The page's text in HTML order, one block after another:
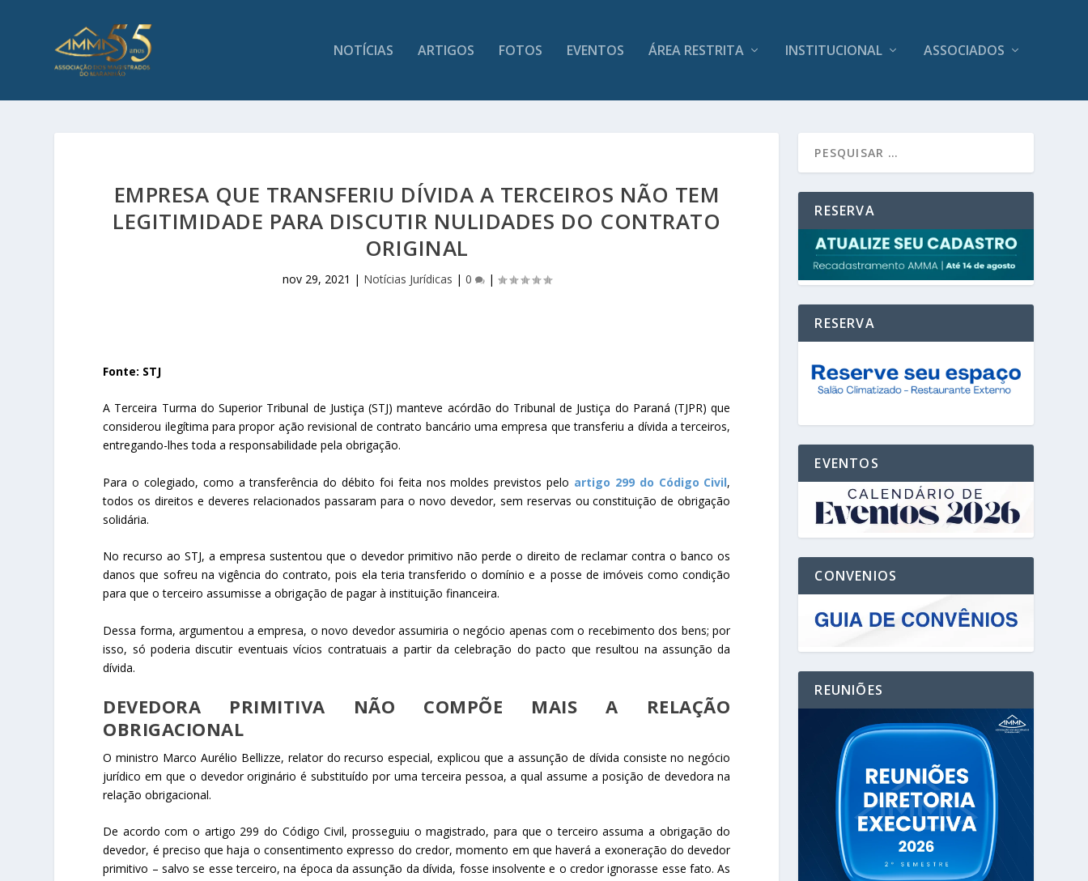
NOTÍCIAS ARTIGOS FOTOS EVENTOS ÁREA RESTRITA INSTITUCIONAL ASSOCIADOS
EMPRESA QUE TRANSFERIU DÍVIDA A TERCEIROS NÃO TEM
LEGITIMIDADE PARA DISCUTIR NULIDADES DO CONTRATO
ORIGINAL
nov 29, 2021 | Notícias Jurídicas | 0 |
Fonte: STJ
A Terceira Turma do Superior Tribunal de Justiça (STJ) manteve acórdão do Tribunal de Justiça do Paraná (TJPR) que
considerou ilegítima para propor ação revisional de contrato bancário uma empresa que transferiu a dívida a terceiros,
entregando-lhes toda a responsabilidade pela obrigação.
Para o colegiado, como a transferência do débito foi feita nos moldes previstos pelo artigo 299 do Código Civil,
todos os direitos e deveres relacionados passaram para o novo devedor, sem reservas ou constituição de obrigação
solidária.
No recurso ao STJ, a empresa sustentou que o devedor primitivo não perde o direito de reclamar contra o banco os
danos que sofreu na vigência do contrato, pois ela teria transferido o domínio e a posse de imóveis como condição
para que o terceiro assumisse a obrigação de pagar à instituição financeira.
Dessa forma, argumentou a empresa, o novo devedor assumiria o negócio apenas com o recebimento dos bens; por
isso, só poderia discutir eventuais vícios contratuais a partir da celebração do pacto que resultou na assunção da
dívida.
DEVEDORA PRIMITIVA NÃO COMPÕE MAIS A RELAÇÃO
OBRIGACIONAL
O ministro Marco Aurélio Bellizze, relator do recurso especial, explicou que a assunção de dívida consiste no negócio
jurídico em que o devedor originário é substituído por uma terceira pessoa, a qual assume a posição de devedora na
relação obrigacional.
De acordo com o artigo 299 do Código Civil, prosseguiu o magistrado, para que o terceiro assuma a obrigação do
devedor, é preciso que haja o consentimento expresso do credor, momento em que haverá a exoneração do devedor
primitivo – salvo se esse terceiro, na época da assunção da dívida, fosse insolvente e o credor ignorasse esse fato. As
RESERVA
RESERVA
EVENTOS
CONVENIOS
REUNIÕES